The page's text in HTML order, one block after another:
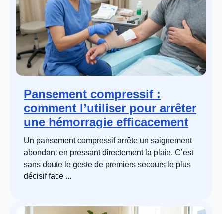
Pansement compressif :
comment l’utiliser pour arrêter
une hémorragie efficacement
Un pansement compressif arrête un saignement
abondant en pressant directement la plaie. C’est
sans doute le geste de premiers secours le plus
décisif face ...